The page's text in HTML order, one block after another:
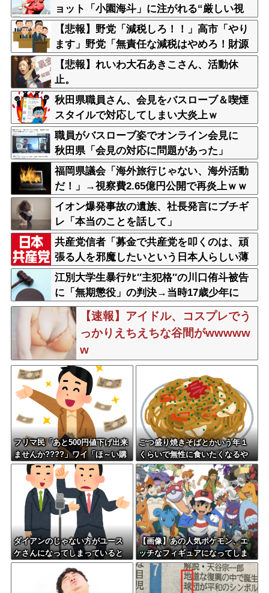
ョット「小園海斗」に注がれる“厳しい視
線” 「レギュラー剥奪も選択肢のひとつ
に」
【悲報】野党「減税しろ！！」高市「やり
ます」野党「無責任な減税はやめろ！財源
はどうする????」
【悲報】れいわ大石あきこさん、活動休
止。
秋田県職員さん、会見をバスローブ＆喫煙
スタイルで対応してしまい大炎上ｗ
職員がバスローブ姿でオンライン会見に
秋田県「会見の対応に問題があった」
福岡県議会「海外旅行じゃない、海外活動
だ！」→視察費2.65億円公開で再炎上ｗｗ
ｗ
イオン爆発事故の遺族、社長発言にブチギ
レ「本当のことを話して」
共産党信者「募金で共産党を叩くのは、頑
張る人を邪魔したいという日本人らしい薄
暗い欲望のせい」
江別大学生暴行ﾀﾋ″主犯格″の川口侑斗被告
に「無期懲役」の判決→当時17歳少年に
「懲役30年」の判決
【速報】アイドル、コスプレでう
っかりえちえちな谷間がwwwww
w
フリマ民「あと500円値下げ出来
ませんか????」ワイ「ほ～い購
入ｗ」
ごつ盛り焼きそばとかいう年１
くらいで無性に食いたくなるや
つｗｗｗｗｗｗｗｗ
ダイアンのじゃない方がユース
ケさんになってしまっていると
いう事実←これ
【画像】あの人気ポケモン、エ
ッチなフィギュアになってしま
う